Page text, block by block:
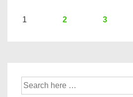
Summe
Euro
1 2 3
Suche
nach: